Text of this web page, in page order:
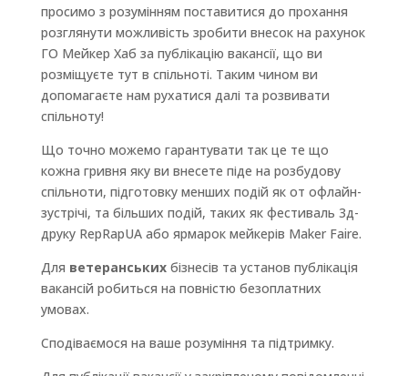
просимо з розумінням поставитися до прохання
розглянути можливість зробити внесок на рахунок
ГО Мейкер Хаб за публікацію вакансії, що ви
розміщуєте тут в спільноті. Таким чином ви
допомагаєте нам рухатися далі та розвивати
спільноту!
Що точно можемо гарантувати так це те що
кожна гривня яку ви внесете піде на розбудову
спільноти, підготовку менших подій як от офлайн-
зустрічі, та більших подій, таких як фестиваль 3д-
друку RepRapUA або ярмарок мейкерів Maker Faire.
Для ветеранськихбізнесів та установ публікація
вакансій робиться на повністю безоплатних
умовах.
Сподіваємося на ваше розуміння та підтримку.